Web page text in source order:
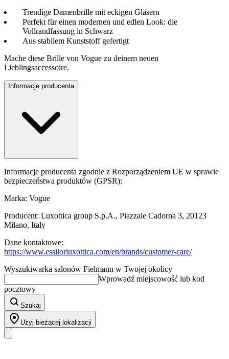
Trendige Damenbrille mit eckigen Gläsern
Perfekt für einen modernen und edlen Look: die
Vollrandfassung in Schwarz
Aus stabilem Kunststoff gefertigt
Mache diese Brille von Vogue zu deinem neuen
Lieblingsaccessoire.
Informacje producenta
Informacje producenta zgodnie z Rozporządzeniem UE w sprawie
bezpieczeństwa produktów (GPSR):
Marka: Vogue
Producent: Luxottica group S.p.A., Piazzale Cadorna 3, 20123
Milano, Italy
Dane kontaktowe:
https://www.essilorluxottica.com/en/brands/customer-care/
Wyszukiwarka salonów Fielmann w Twojej okolicy
Wprowadź miejscowość lub kod
pocztowy
Szukaj
Użyj bieżącej lokalizacji